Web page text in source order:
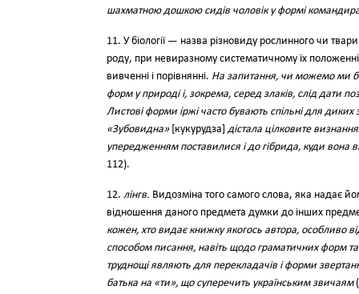
шахматною дошкою сидів чоловік у формі
11. У біології — назва різновиду рослинного чи
роду, при невиразному систематичному їх
вивченні і порівнянні. На запитання, чи можемо ми
форм у природі і, зокрема, серед злаків, слід дати
Листові форми іржі часто бувають спільні для диких
«Зубовидна»[кукурудза] дістала цілковите
упередженням поставилися і до гібрида, куди вона
112).
12. лінгв. Видозміна того самого слова, яка надає
відношення даного предмета думки до інших
кожен, хто видає книжку якогось автора, особливо
способом писання, навіть щодо граматичних форм
труднощі являють для перекладачів і форми
батька на «ти», що суперечить українським звичаям